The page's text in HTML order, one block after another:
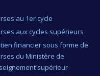
au 1er cycle
aux cycles supérieurs
financier sous forme de
du Ministère de
supérieur